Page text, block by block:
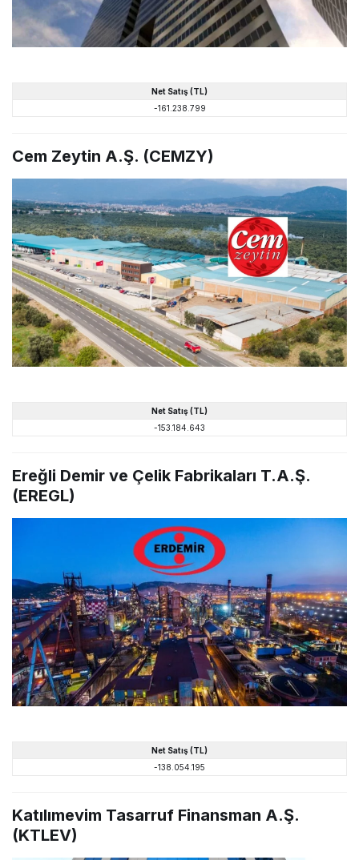
Net Satış(TL)
-161.238.799
Cem Zeytin A.Ş. (CEMZY)
Net Satış(TL)
-153.184.643
Ereğli Demir ve Çelik Fabrikaları T.A.Ş.
(EREGL)
Net Satış(TL)
-138.054.195
Katılımevim Tasarruf Finansman A.Ş.
(KTLEV)